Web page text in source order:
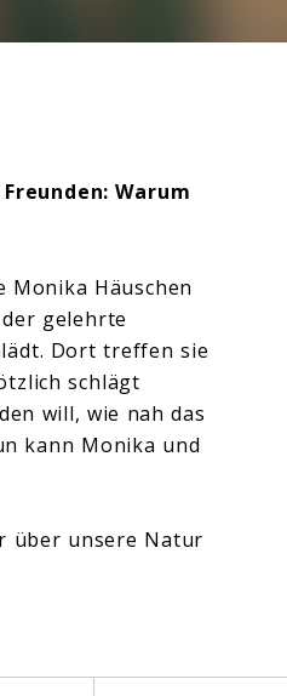
Warum
Monika Häuschen
gelehrte
Dort treffen sie
schlägt
will, wie nah das
kann Monika und
über unsere Natur